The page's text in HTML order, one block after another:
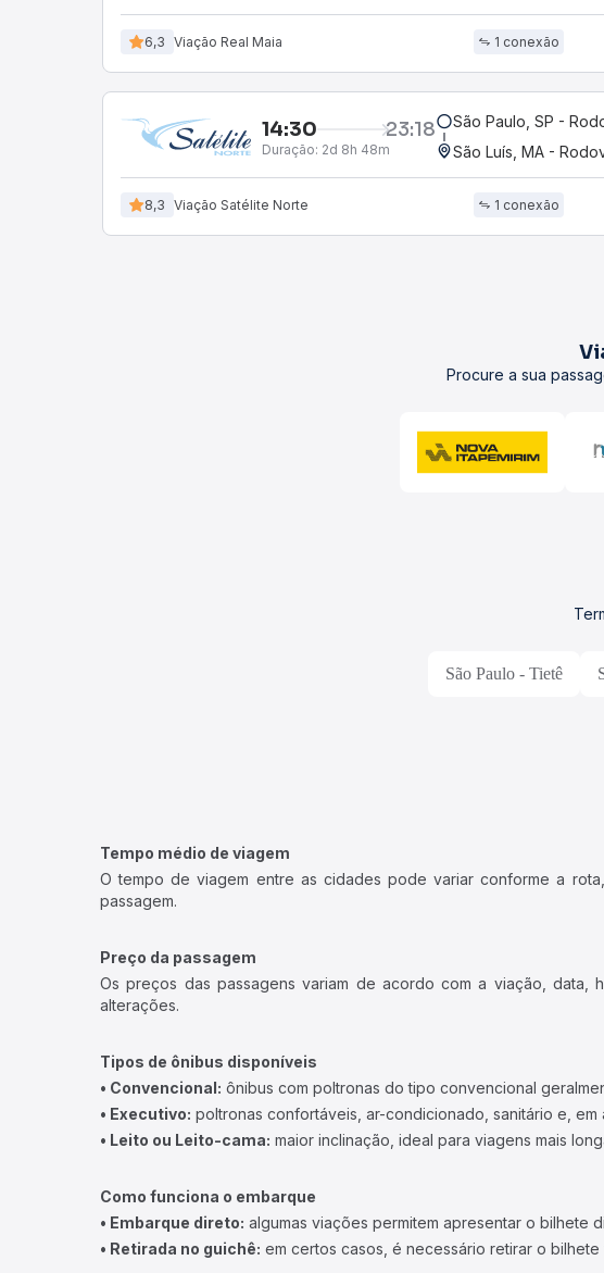
6,3 Viação Real Maia 1 conexão
14:30 23:18
Duração: 2d 8h 48m
São Paulo, SP -
São Luís, MA -
8,3 Viação Satélite Norte 1 conexão
Procure a sua
São Paulo - Tietê
Tempo médio de viagem
O tempo de viagem entre as cidades pode variar conforme a
passagem.
Preço da passagem
Os preços das passagens variam de acordo com a viação,
alterações.
Tipos de ônibus disponíveis
• Convencional: ônibus com poltronas do tipo convencional
• Executivo: poltronas confortáveis, ar-condicionado, sanitário e, em
• Leito ou Leito-cama: maior inclinação, ideal para viagens mais
Como funciona o embarque
• Embarque direto: algumas viações permitem apresentar o bilhete
• Retirada no guichê: em certos casos, é necessário retirar o